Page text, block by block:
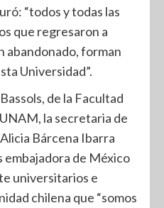
“todos y todas las
que regresaron a
abandonado, forman
Universidad”.
de la Facultad
la secretaria de
Bárcena Ibarra
embajadora de México
universitarios e
chilena que “somos